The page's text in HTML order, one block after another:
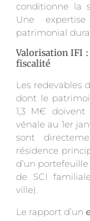
conditionne la
Une
patrimonial
Valorisation IFI
fiscalité
Les redevables
dont le
1,3 M€
vénale au 1er
sont
résidence
d’un
de SCI
ville).
Le rapport d’un